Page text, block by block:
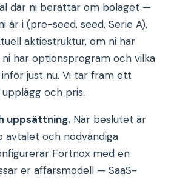
där ni berättar om bolaget —
är i (pre-seed, seed, Serie A),
aktiestruktur, om ni har
har optionsprogram och vilka
just nu. Vi tar fram ett
och pris.
uppsättning. När beslutet är
och nödvändiga
Fortnox med en
er affärsmodell — SaaS-